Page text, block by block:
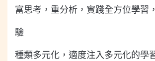
富思考，重分析，實踐全方位學習，
驗
種類多元化，適度注入多元化的學